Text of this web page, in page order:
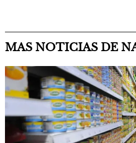
MAS NOTICIAS DE